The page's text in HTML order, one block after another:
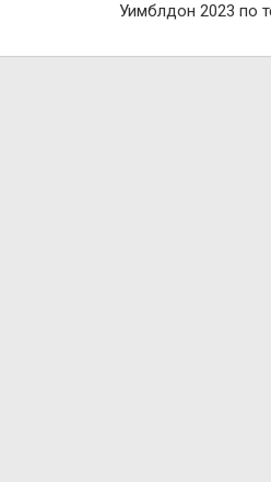
Уимблдон 2023 по